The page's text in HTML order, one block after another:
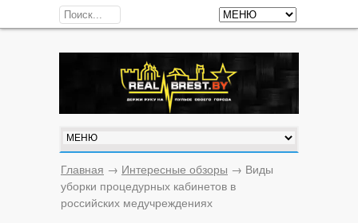
Главная → Интересные обзоры → Виды
уборки процедурных кабинетов в
российских медучреждениях